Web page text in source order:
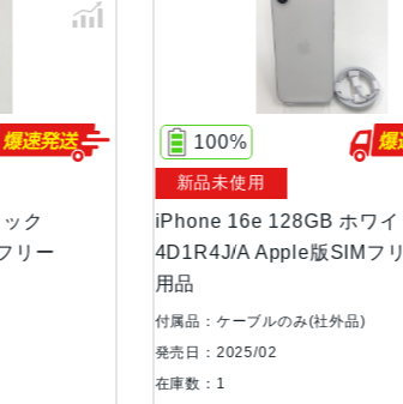
ブラック、ホワイト
シングルカメラ
4800万画素
ク
リー
iPhone 16e 128GB ホワイ
4D1R4J/A Apple版SIMフ
用品
100%
新品未使用
付属品：ケーブルのみ(社外品)
発売日：2025/02
在庫数：1